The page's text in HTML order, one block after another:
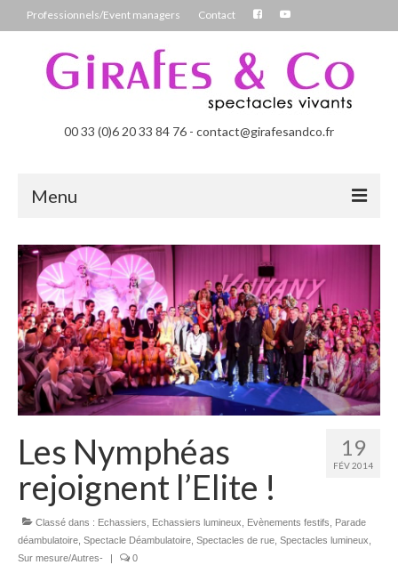
Professionnels/Event managers Contact
00 33 (0)6 20 33 84 76 - contact@girafesandco.fr
Menu
Les Chromatix, spécial Carnaval
Contact
Professionnels/Event managers
Les Danseuses Bulles
19
FÉV 2014
Les Nymphéas
rejoignent l’Elite !
Classé dans : Echassiers, Echassiers lumineux, Evènements festifs, Parade
déambulatoire, Spectacle Déambulatoire, Spectacles de rue, Spectacles lumineux,
Sur mesure/Autres-
0